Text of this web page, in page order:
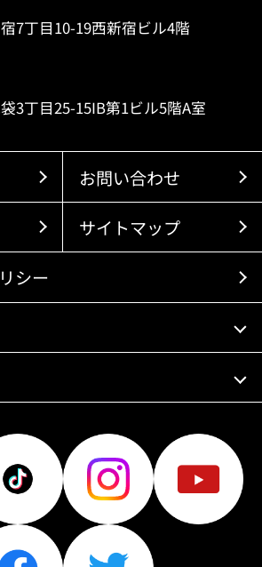
7丁目10-19西新宿ビル4階
3丁目25-15IB第1ビル5階A室
お問い合わせ
サイトマップ
シー